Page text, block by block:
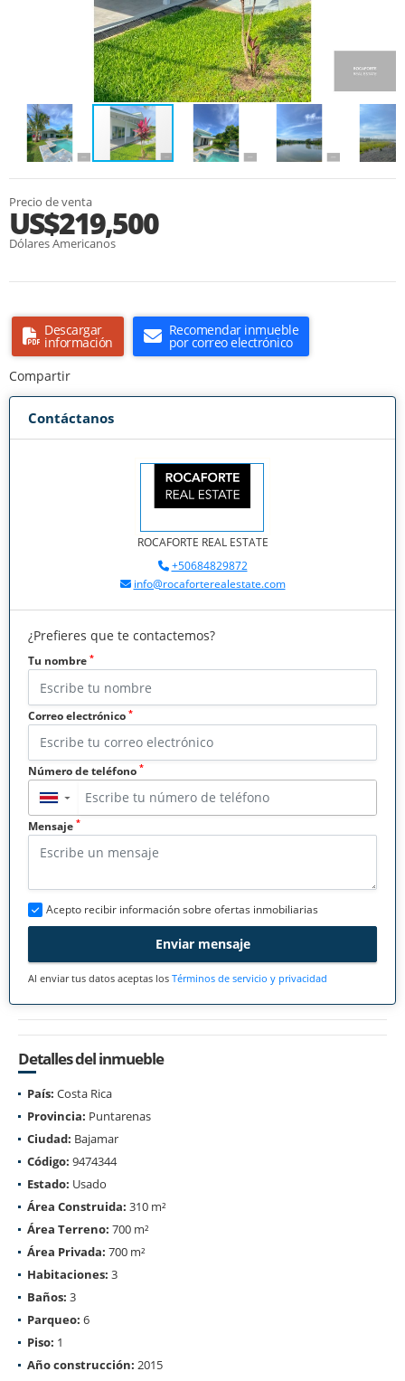
Precio de venta
US$219,500
Dólares Americanos
Descargar
información
Recomendar inmueble
por correo electrónico
Compartir
Contáctanos
ROCAFORTE REAL ESTATE
+50684829872
info@rocaforterealestate.com
¿Prefieres que te contactemos?
Tu nombre *
Correo electrónico *
Número de teléfono *
▼
Mensaje *
Acepto recibir información sobre ofertas inmobiliarias
Enviar mensaje
Al enviar tus datos aceptas los Términos de servicio y privacidad
Detalles del inmueble
País: Costa Rica
Provincia: Puntarenas
Ciudad: Bajamar
Código: 9474344
Estado: Usado
Área Construida: 310 m²
Área Terreno: 700 m²
Área Privada: 700 m²
Habitaciones: 3
Baños: 3
Parqueo: 6
Piso: 1
Año construcción: 2015